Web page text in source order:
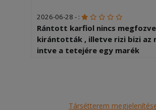
2026-06-28 - :
Rántott karfiol nincs
kirántották , illetve rizi bizi az
intve a tetejére egy marék
Félig főtt-sült ételek rántott
Társétterem